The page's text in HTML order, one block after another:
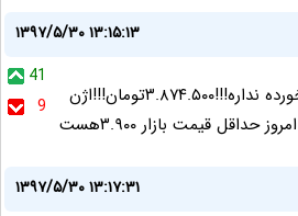
۱۳۹۷/۵/۳۰ ۱۳:۱۵:۱۳
41
9
هیچ صرافی ای قیمتش خورده نداره!!!۳.۸۷۴.۵۰۰تومان!!!اژن
قیمت بازار ۳.۹۰۰هست
۱۳۹۷/۵/۳۰ ۱۳:۱۷:۳۱